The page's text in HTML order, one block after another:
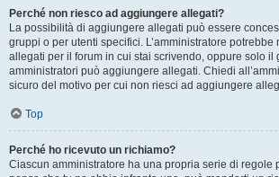
Perché non riesco ad aggiungere allegati?
La possibilità di aggiungere allegati può essere
gruppi o per utenti specifici. L’amministratore potrebbe
allegati per il forum in cui stai scrivendo, oppure solo il
amministratori può aggiungere allegati. Chiedi
sicuro del motivo per cui non riesci ad aggiungere
Top
Perché ho ricevuto un richiamo?
Ciascun amministratore ha una propria serie di regole